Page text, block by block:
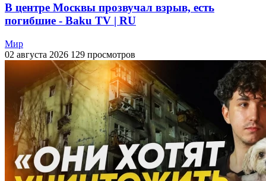
В центре Москвы прозвучал взрыв, есть
погибшие - Baku TV | RU
Мир
02 августа 2026 129 просмотров